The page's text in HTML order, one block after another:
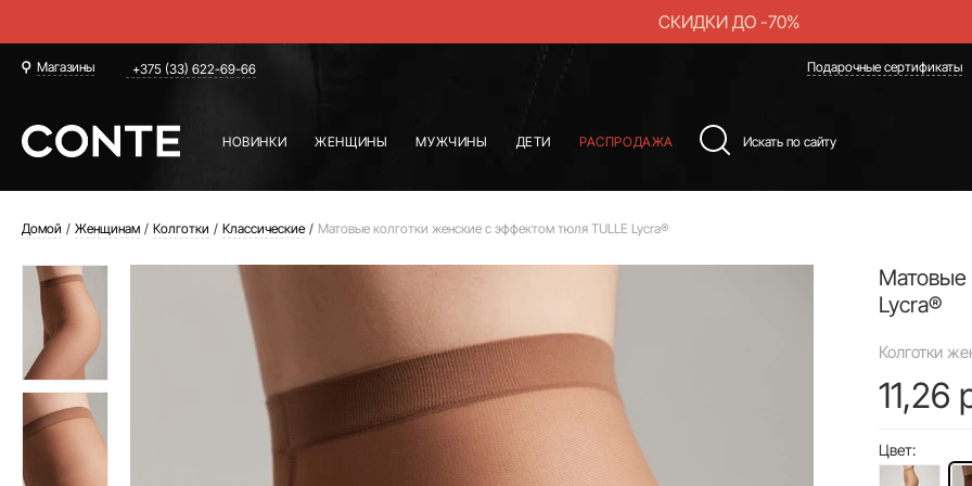
СКИДКИ ДО -70%
Магазины +375 (33) 622-69-66 Подарочные сертификаты
НОВИНКИ ЖЕНЩИНЫ МУЖЧИНЫ ДЕТИ РАСПРОДАЖА
Домой Женщинам Колготки Классические Матовые колготки женские с эффектом тюля TULLE Lycra®
Матовые
Lycra®
Колготки
11,26
Цвет: